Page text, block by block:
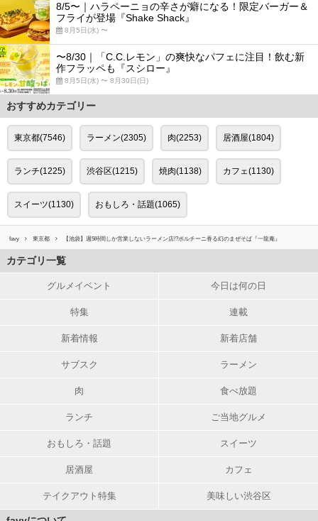
8/5〜｜ハラペーニョの辛さが癖になる！限定バーガー＆
フライが登場『Shake Shack』
8月5日(水) 〜
〜8/30｜「C.C.レモン」の爽快なパフェに注目！飲む新
作フラッペも『スシロー』
8月5日(水) 〜 8月30日(日)
おすすめカテゴリー
東京都(7546) ラーメン(2305) 肉(2253) 居酒屋(1804)
ランチ(1225) 渋谷区(1215) 焼肉(1138) カフェ(1130)
スイーツ(1130) おもしろ・話題(1065)
favy 東京都 【池袋】週5時間しか営業しないラーメン店!?ポルチーニ香る幻のまぜそば『一龍庵』
カテゴリ一覧
グルメイベント 今日は何の日
特集 連載
新着情報 新着店舗
サブスク ラーメン
肉 食べ放題
ランチ ご当地グルメ
おもしろ・話題 スイーツ
居酒屋 カフェ
テイクアウト特集 美味しい渋谷区